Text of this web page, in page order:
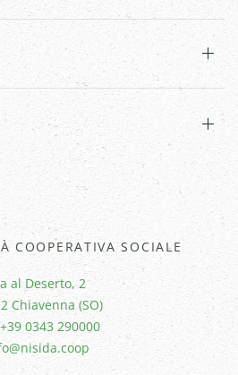
COOPERATIVA SOCIALE
al Deserto, 2
Chiavenna (SO)
0343 290000